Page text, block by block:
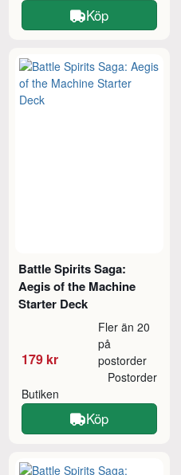
Köp
Battle Spirits Saga:
Aegis of the Machine
Starter Deck
179 kr
Fler än 20
på
postorder
Butiken
Postorder
Köp